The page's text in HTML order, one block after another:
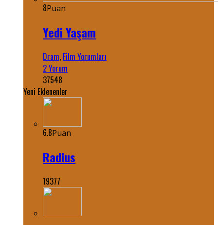
8Puan
Yedi Yaşam
Dram, Film Yorumları
2 Yorum
37548
Yeni Eklenenler
6.8Puan
Radius
19377